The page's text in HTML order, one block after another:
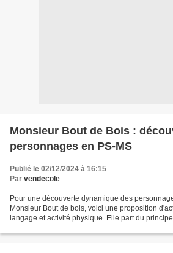
Monsieur Bout de Bois :
personnages en PS-MS
Publié le 02/12/2024 à 16:15
Par vendecole
Pour une découverte dynamique des
Monsieur Bout de bois, voici une proposition
langage et activité physique. Elle part du